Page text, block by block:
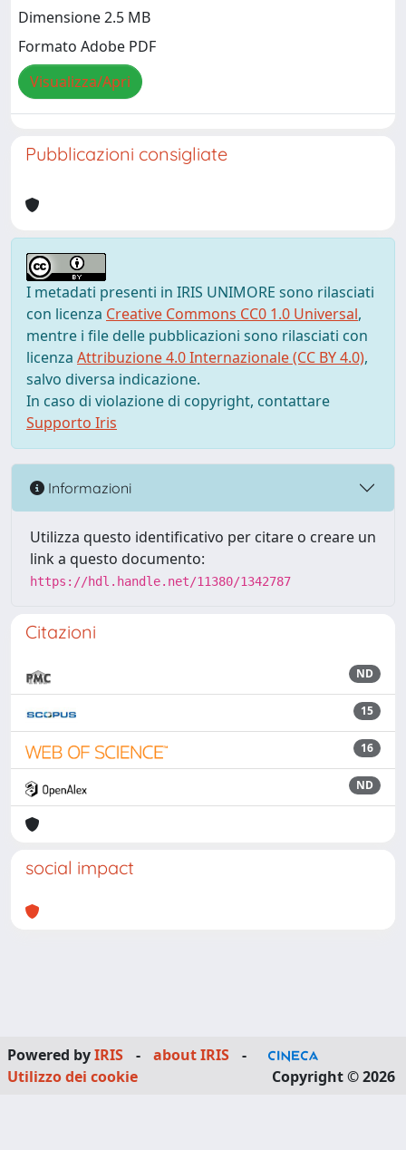
Dimensione 2.5 MB
Formato Adobe PDF
Visualizza/Apri
Pubblicazioni consigliate
I metadati presenti in IRIS UNIMORE sono rilasciati
con licenza Creative Commons CC0 1.0 Universal,
mentre i file delle pubblicazioni sono rilasciati con
licenza Attribuzione 4.0 Internazionale (CC BY 4.0),
salvo diversa indicazione.
In caso di violazione di copyright, contattare
Supporto Iris
Informazioni
Utilizza questo identificativo per citare o creare un
link a questo documento:
https://hdl.handle.net/11380/1342787
Citazioni
ND
15
16
ND
social impact
Powered byIRIS - about IRIS
-
Utilizzo dei cookie
Copyright © 2026